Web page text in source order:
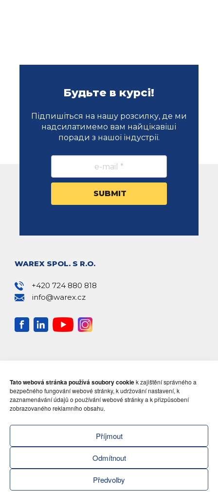
Tato webová stránka používá soubory cookiek zajištění správného a
bezpečného fungování webové stránky, k udržování nastavení, k
zaznamenávání údajů o používání webové stránky a k přizpůsobení
zobrazovaného reklamního obsahu.
Příjmout
Odmítnout
Předvolby
Будьте в курсі!
Підпишіться на нашу розсилку, де ми
надсилатимемо вам найцікавіші
поради з нашої індустрії.
WAREX SPOL. S R.O.
+420 724 880 818
info@warex.cz